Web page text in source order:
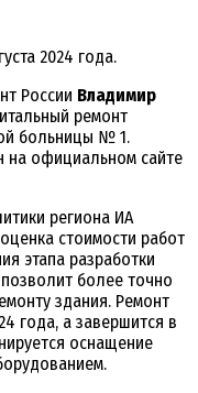
2024 года.
России Владимир
ремонт
больницы № 1.
на официальном сайте
региона ИА
стоимости работ
этапа разработки
более точно
здания. Ремонт
года, а завершится в
оснащение